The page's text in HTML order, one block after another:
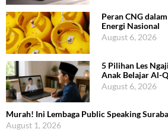
Peran CNG
Energi Nasional
August 6, 2026
5 Pilihan Les
Anak Belajar Al-
August 6, 2026
Murah! Ini Lembaga Public Speaking
August 1, 2026